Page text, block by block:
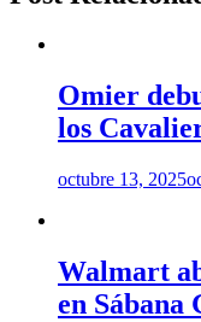
Omier
los
octubre 13, 2025
Walmart
en Sábana